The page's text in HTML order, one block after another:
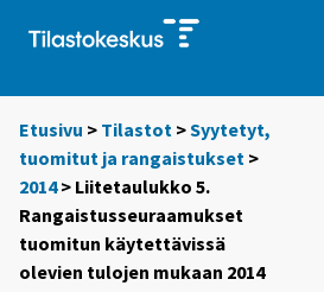
Etusivu > Tilastot >Syytetyt,
tuomitut ja rangaistukset >
2014> Liitetaulukko 5.
Rangaistusseuraamukset
tuomitun käytettävissä
olevien tulojen mukaan 2014